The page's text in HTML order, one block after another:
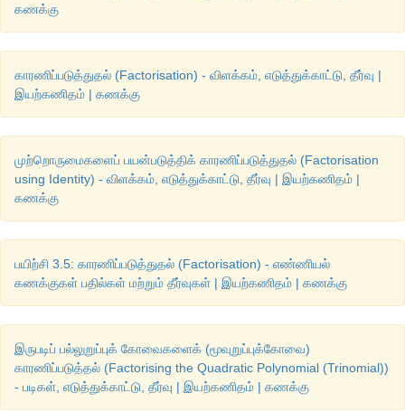
இரண்டு கோடுகளுக்கும் பொதுவான ஒரு புள்ளியே
(4,14) என்பதே தீர்வாக இருப்பதைக் காணலாம். எனவே
கணக்கு
காரணிப்படுத்துதல் (Factorisation) - விளக்கம், எடுத்துக்காட்டு, தீர்வு |
இயற்கணிதம் | கணக்கு
முற்றொருமைகளைப் பயன்படுத்திக் காரணிப்படுத்துதல் (Factorisation
using Identity) - விளக்கம், எடுத்துக்காட்டு, தீர்வு | இயற்கணிதம் |
கணக்கு
பயிற்சி 3.5: காரணிப்படுத்துதல் (Factorisation) - எண்ணியல்
கணக்குகள் பதில்கள் மற்றும் தீர்வுகள் | இயற்கணிதம் | கணக்கு
இருபடிப் பல்லுறுப்புக் கோவைகளைக் (மூவுறுப்புக்கோவை)
காரணிப்படுத்தல் (Factorising the Quadratic Polynomial (Trinomial))
- படிகள், எடுத்துக்காட்டு, தீர்வு | இயற்கணிதம் | கணக்கு